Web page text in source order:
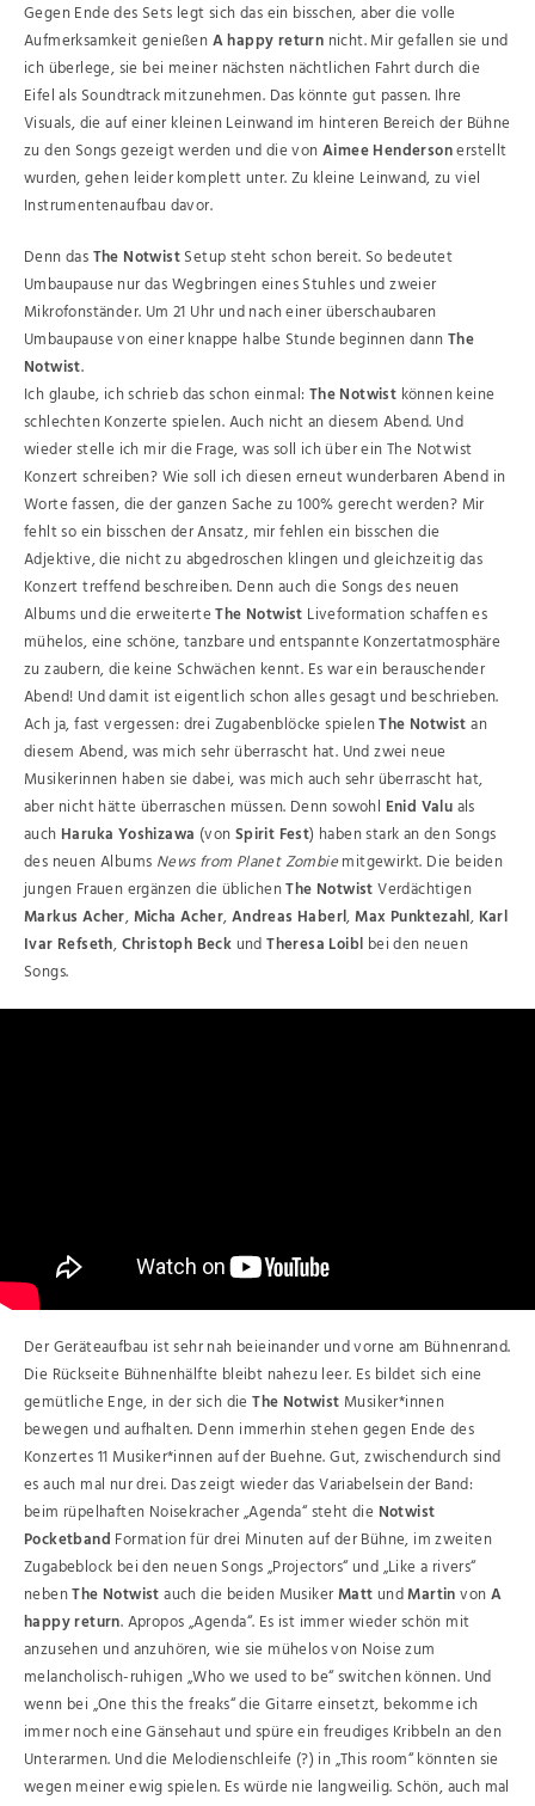
Gegen Ende des Sets legt sich das ein bisschen, aber die volle
Aufmerksamkeit genießenA happy return nicht. Mir gefallen sie und
ich überlege, sie bei meiner nächsten nächtlichen Fahrt durch die
Eifel als Soundtrack mitzunehmen. Das könnte gut passen. Ihre
Visuals, die auf einer kleinen Leinwand im hinteren Bereich der Bühne
zu den Songs gezeigt werden und die vonAimee Hendersonerstellt
wurden, gehen leider komplett unter. Zu kleine Leinwand, zu viel
Instrumentenaufbau davor.
Denn dasThe NotwistSetup steht schon bereit. So bedeutet
Umbaupause nur das Wegbringen eines Stuhles und zweier
Mikrofonständer. Um 21 Uhr und nach einer überschaubaren
Umbaupause von einer knappe halbe Stunde beginnen dannThe
Notwist.
Ich glaube, ich schrieb das schon einmal:The Notwist können keine
schlechten Konzerte spielen. Auch nicht an diesem Abend. Und
wieder stelle ich mir die Frage, was soll ich über ein The Notwist
Konzert schreiben? Wie soll ich diesen erneut wunderbaren Abend in
Worte fassen, die der ganzen Sache zu 100% gerecht werden? Mir
fehlt so ein bisschen der Ansatz, mir fehlen ein bisschen die
Adjektive, die nicht zu abgedroschen klingen und gleichzeitig das
Konzert treffend beschreiben. Denn auch die Songs des neuen
Albums und die erweiterteThe Notwist Liveformation schaffen es
mühelos, eine schöne, tanzbare und entspannte Konzertatmosphäre
zu zaubern, die keine Schwächen kennt. Es war ein berauschender
Abend! Und damit ist eigentlich schon alles gesagt und beschrieben.
Ach ja, fast vergessen: drei Zugabenblöcke spielenThe Notwistan
diesem Abend, was mich sehr überrascht hat. Und zwei neue
Musikerinnen haben sie dabei, was mich auch sehr überrascht hat,
aber nicht hätte überraschen müssen. Denn sowohl Enid Valuals
auch Haruka Yoshizawa (vonSpirit Fest) haben stark an den Songs
des neuen Albums News from Planet Zombiemitgewirkt. Die beiden
jungen Frauen ergänzen die üblichenThe NotwistVerdächtigen
Markus Acher,Micha Acher,Andreas Haberl,Max Punktezahl, Karl
Ivar Refseth,Christoph Beck undTheresa Loibl bei den neuen
Songs.
Der Geräteaufbau ist sehr nah beieinander und vorne am Bühnenrand.
Die Rückseite Bühnenhälfte bleibt nahezu leer. Es bildet sich eine
gemütliche Enge, in der sich dieThe Notwist Musiker*innen
bewegen und aufhalten. Denn immerhin stehen gegen Ende des
Konzertes 11 Musiker*innen auf der Buehne. Gut, zwischendurch sind
es auch mal nur drei. Das zeigt wieder das Variabelsein der Band:
beim rüpelhaften Noisekracher „Agenda“ steht die Notwist
Pocketband Formation für drei Minuten auf der Bühne, im zweiten
Zugabeblock bei den neuen Songs „Projectors“ und „Like a rivers“
nebenThe Notwistauch die beiden MusikerMatt undMartinvonA
happy return. Apropos „Agenda“. Es ist immer wieder schön mit
anzusehen und anzuhören, wie sie mühelos von Noise zum
melancholisch-ruhigen „Who we used to be“ switchen können. Und
wenn bei „One this the freaks“ die Gitarre einsetzt, bekomme ich
immer noch eine Gänsehaut und spüre ein freudiges Kribbeln an den
Unterarmen. Und die Melodienschleife (?) in „This room“ könnten sie
wegen meiner ewig spielen. Es würde nie langweilig. Schön, auch mal